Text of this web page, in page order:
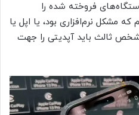
فروخته شده را
مشکل نرم‌افزاری بود، یا اپل یا
ثالث باید آپدیتی را جهت